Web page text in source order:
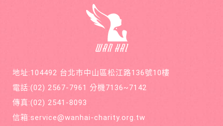
萬海航
運慈善
基金會
在公益
同打造
的美麗
地址:104492 台北市中山區松江路136號10樓
電話:(02) 2567-7961 分機7136~7142
傳真:(02) 2541-8093
信箱:service@wanhai-charity.org.tw